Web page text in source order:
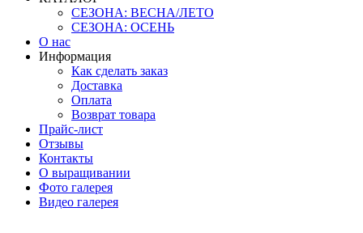
СЕЗОНА: ВЕСНА/ЛЕТО
СЕЗОНА: ОСЕНЬ
О нас
Информация
Как сделать заказ
Доставка
Оплата
Возврат товара
Прайс-лист
Отзывы
Контакты
О выращивании
Фото галерея
Видео галерея